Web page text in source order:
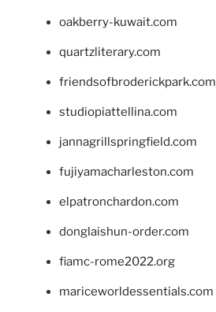
oakberry-kuwait.com
quartzliterary.com
friendsofbroderickpark.com
studiopiattellina.com
jannagrillspringfield.com
fujiyamacharleston.com
elpatronchardon.com
donglaishun-order.com
fiamc-rome2022.org
mariceworldessentials.com